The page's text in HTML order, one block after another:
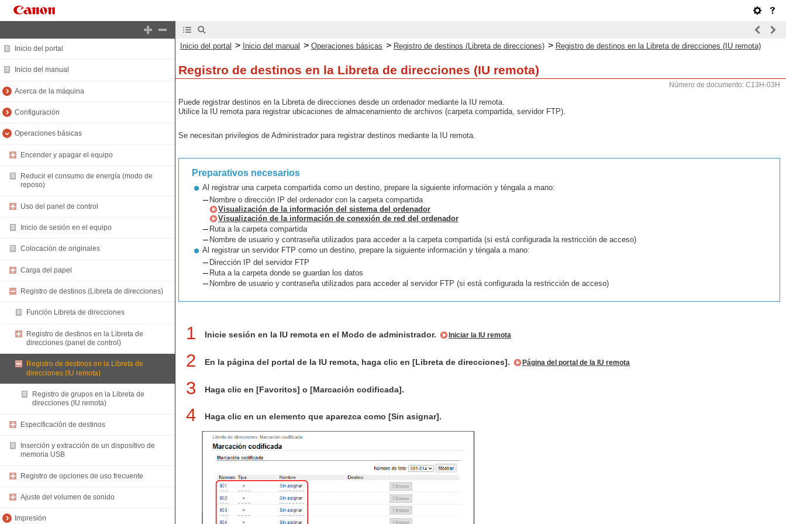
Inicio del portal
Inicio del manual
Acerca de la máquina
Configuración
Operaciones básicas
Encender y apagar el equipo
Reducir el consumo de energía (modo de
reposo)
Uso del panel de control
Inicio de sesión en el equipo
Colocación de originales
Carga del papel
Registro de destinos (Libreta de direcciones)
Función Libreta de direcciones
Registro de destinos en la Libreta de
direcciones (panel de control)
Registro de destinos en la Libreta de
direcciones (IU remota)
Registro de grupos en la Libreta de
direcciones (IU remota)
Especificación de destinos
Inserción y extracción de un dispositivo de
memoria USB
Registro de opciones de uso frecuente
Ajuste del volumen de sonido
Impresión
Inicio del portal > Inicio del manual > Operaciones básicas > Registro de destinos (Libreta de direcciones) > Registro de destinos en la Libreta de direcciones (IU remota)
Registro de destinos en la Libreta de direcciones (IU remota)
Número de documento: C13H-03H
Puede registrar destinos en la Libreta de direcciones desde un ordenador mediante la IU remota.
Utilice la IU remota para registrar ubicaciones de almacenamiento de archivos (carpeta compartida, servidor FTP).
Se necesitan privilegios de Administrador para registrar destinos mediante la IU remota.
Preparativos necesarios
Al registrar una carpeta compartida como un destino, prepare la siguiente información y téngala a mano:
Nombre o dirección IP del ordenador con la carpeta compartida
Visualización de la información del sistema del ordenador
Visualización de la información de conexión de red del ordenador
Ruta a la carpeta compartida
Nombre de usuario y contraseña utilizados para acceder a la carpeta compartida (si está configurada la restricción de acceso)
Al registrar un servidor FTP como un destino, prepare la siguiente información y téngala a mano:
Dirección IP del servidor FTP
Ruta a la carpeta donde se guardan los datos
Nombre de usuario y contraseña utilizados para acceder al servidor FTP (si está configurada la restricción de acceso)
1 Inicie sesión en la IU remota en el Modo de administrador. Iniciar la IU remota
2 En la página del portal de la IU remota, haga clic en [Libreta de direcciones]. Página del portal de la IU remota
3 Haga clic en [Favoritos] o [Marcación codificada].
4 Haga clic en un elemento que aparezca como [Sin asignar].